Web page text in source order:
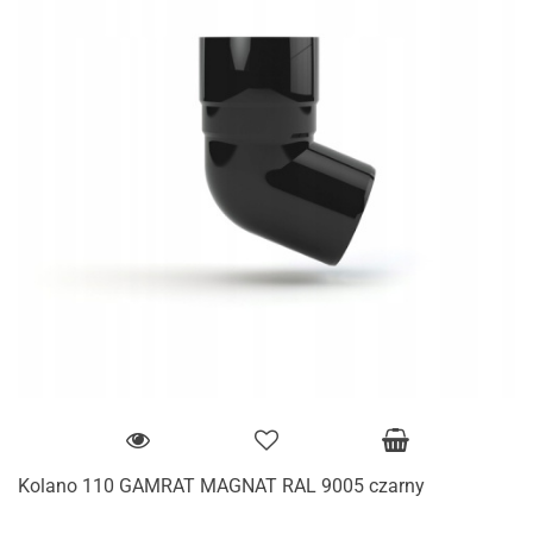
Kolano 110 GAMRAT MAGNAT RAL 9005 czarny